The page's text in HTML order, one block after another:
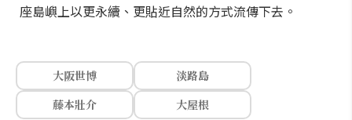
座島嶼上以更永續、更貼近自然的方式流傳下去。
大阪世博
淡路島
藤本壯介
大屋根